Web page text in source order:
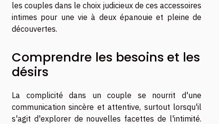
les couples dans le choix judicieux de ces accessoires
intimes pour une vie à deux épanouie et pleine de
découvertes.
Comprendre les besoins et les
désirs
La complicité dans un couple se nourrit d'une
communication sincère et attentive, surtout lorsqu'il
s'agit d'explorer de nouvelles facettes de l'intimité.